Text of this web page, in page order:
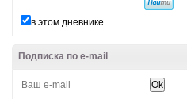
в этом дневнике
Подписка по e-mail